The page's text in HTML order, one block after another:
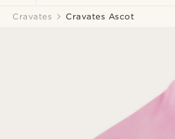
Cravates Cravates Ascot